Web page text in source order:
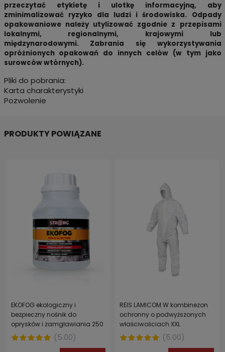
przeczytać etykietę i ulotkę informacyjną, aby
zminimalizować ryzyko dla ludzi i środowiska. Odpady
opakowaniowe należy utylizować zgodnie z przepisami
lokalnymi, regionalnymi, krajowymi lub
międzynarodowymi. Zabrania się wykorzystywania
opróżnionych opakowań do innych celów (w tym jako
surowców wtórnych).
Pliki do pobrania:
Karta charakterystyki
Pozwolenie
PRODUKTY POWIĄZANE
EKOFOG ekologiczny i
bezpieczny nośnik do
oprysków i zamgławiania 250
ml
(5.00)
REIS LAMICOM W kombinezon
ochronny o podwyższonych
właściwościach XXL
(5.00)